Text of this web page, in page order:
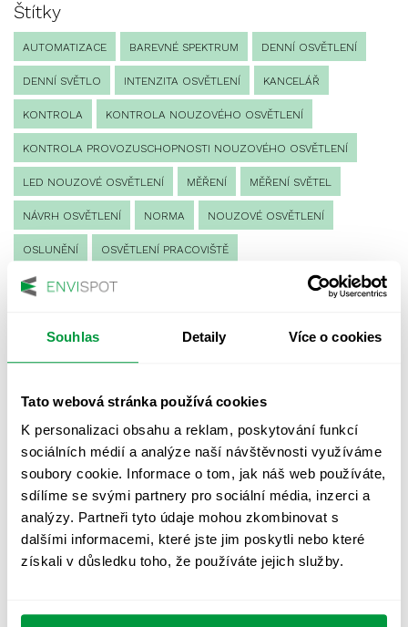
Souhlas Detaily Více o cookies
Tato webová stránka používá cookies
K personalizaci obsahu a reklam, poskytování funkcí
sociálních médií a analýze naší návštěvnosti využíváme
soubory cookie. Informace o tom, jak náš web používáte,
sdílíme se svými partnery pro sociální média, inzerci a
analýzy. Partneři tyto údaje mohou zkombinovat s
dalšími informacemi, které jste jim poskytli nebo které
získali v důsledku toho, že používáte jejich služby.
Štítky
AUTOMATIZACE BAREVNÉ SPEKTRUM DENNÍ OSVĚTLENÍ
DENNÍ SVĚTLO INTENZITA OSVĚTLENÍ KANCELÁŘ
KONTROLA KONTROLA NOUZOVÉHO OSVĚTLENÍ
KONTROLA PROVOZUSCHOPNOSTI NOUZOVÉHO OSVĚTLENÍ
LED NOUZOVÉ OSVĚTLENÍ MĚŘENÍ MĚŘENÍ SVĚTEL
NÁVRH OSVĚTLENÍ NORMA NOUZOVÉ OSVĚTLENÍ
OSLUNĚNÍ OSVĚTLENÍ PRACOVIŠTĚ
OSVĚTLENÍ PŘECHODŮ PRO CHODCE
UMĚLÉ OSVĚTLENÍ VEŘEJNÉ OSVĚTLENÍ
VÝPOČTY A NÁVRHY ZASTÍNĚNÍ
ZKOUŠKY NOUZOVÉHO OSVĚTLENÍ